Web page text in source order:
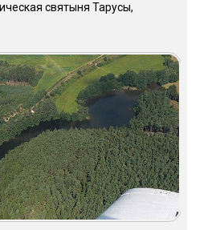
святыня Тарусы,